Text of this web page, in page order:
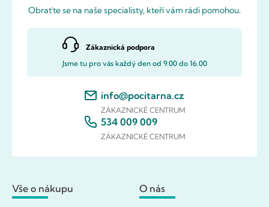
Obraťte se na naše specialisty, kteří vám rádi pomohou.
Zákaznická podpora
Jsme tu pro vás každý den od 9.00 do 16.00
info@pocitarna.cz
ZÁKAZNICKÉ CENTRUM
534 009 009
ZÁKAZNICKÉ CENTRUM
Vše o nákupu O nás